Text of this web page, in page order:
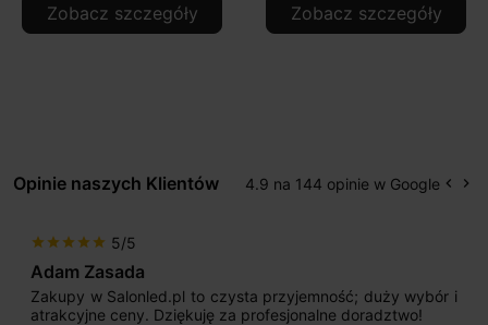
Zobacz szczegóły Zobacz szczegóły
Opinie naszych Klientów 4.9 na 144 opinie w Google keyboard_arrow_left keyboard_arrow_right
duży wybór i
doradztwo!
Jestem bardzo zadowolony.
początku uderzyło mnie